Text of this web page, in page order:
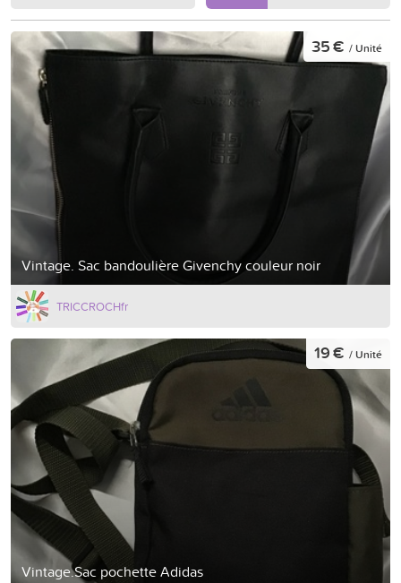
Vintage. Sac bandoulière Givenchy couleur noir
35 € / Unité
TRICCROCHfr
Vintage.Sac pochette Adidas
19 € / Unité